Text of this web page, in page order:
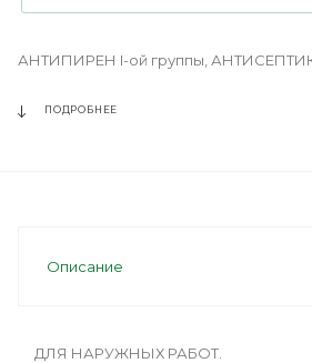
АНТИПИРЕН I-ой группы,
ПОДРОБНЕЕ
Описание
ДЛЯ НАРУЖНЫХ РАБОТ.